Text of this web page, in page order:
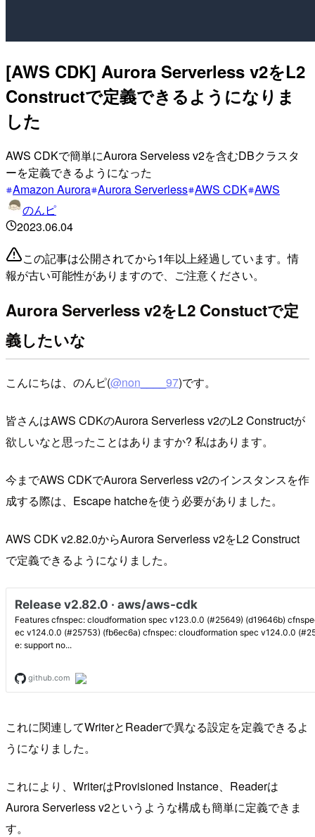
[AWS CDK] Aurora Serverless v2をL2
Constructで定義できるようになりま
した
AWS CDKで簡単にAurora Serveless v2を含むDBクラスタ
ーを定義できるようになった
Amazon Aurora Aurora Serverless AWS CDK AWS
のんピ
2023.06.04
この記事は公開されてから1年以上経過しています。情
報が古い可能性がありますので、ご注意ください。
Aurora Serverless v2をL2 Constuctで定
義したいな
こんにちは、のんピ(@non____97)です。
皆さんはAWS CDKのAurora Serverless v2のL2 Constructが
欲しいなと思ったことはありますか? 私はあります。
今までAWS CDKでAurora Serverless v2のインスタンスを作
成する際は、Escape hatcheを使う必要がありました。
AWS CDK v2.82.0からAurora Serverless v2をL2 Construct
で定義できるようになりました。
これに関連してWriterとReaderで異なる設定を定義できるよ
うになりました。
これにより、WriterはProvisioned Instance、Readerは
Aurora Serverless v2というような構成も簡単に定義できま
す。